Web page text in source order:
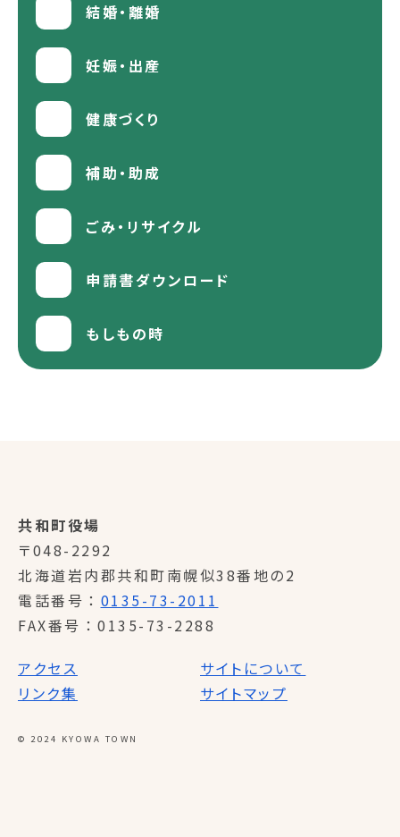
結婚・離婚
妊娠・出産
健康づくり
補助・助成
ごみ・リサイクル
申請書ダウンロード
もしもの時
共和町役場
〒048-2292
北海道岩内郡共和町南幌似38番地の2
電話番号
0135-73-2011
FAX番号
0135-73-2288
アクセス
サイトについて
リンク集
サイトマップ
© 2024 KYOWA TOWN